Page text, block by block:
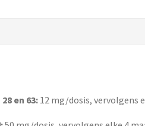
en 63: 12 mg/dosis, vervolgens